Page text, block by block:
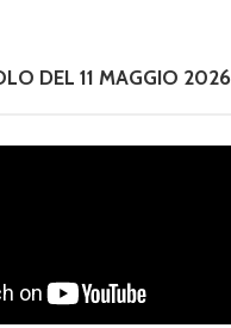
DEL 11 MAGGIO 2026